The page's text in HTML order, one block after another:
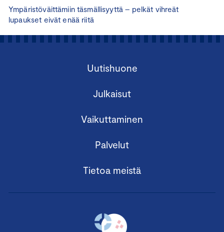
Ympäristöväittämiin täsmällisyyttä – pelkät vihreät
lupaukset eivät enää riitä
Uutishuone
Julkaisut
Vaikuttaminen
Palvelut
Tietoa meistä